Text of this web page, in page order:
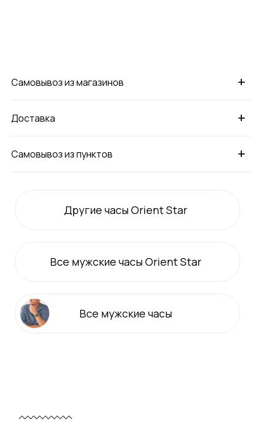
+
Самовывоз из магазинов
+
Доставка
+
Самовывоз из пунктов
Другие часы Orient Star
Все мужские часы Orient Star
Все мужские часы